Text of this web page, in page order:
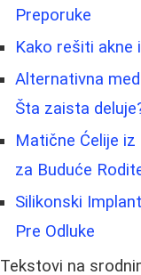
Preporuke
Kako rešiti akne
Alternativna
Šta zaista
Matične Ćelije
za Buduće
Silikonski
Pre Odluke
Tekstovi na